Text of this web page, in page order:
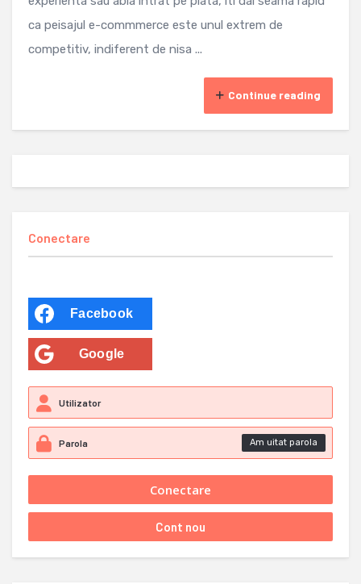
ca peisajul e-commmerce este unul extrem de
competitiv, indiferent de nisa ...
Continue reading
Conectare
Facebook
Google
Am uitat parola